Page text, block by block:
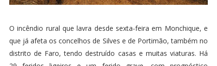
O incêndio rural que lavra desde sexta-feira em Monchique, e
que já afeta os concelhos de Silves e de Portimão, também no
distrito de Faro, tendo destruído casas e muitas viaturas. Há